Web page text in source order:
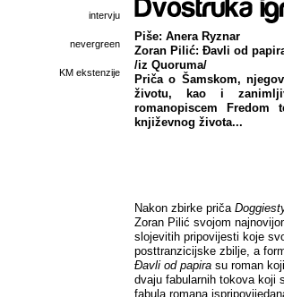
intervju
nevergreen
KM ekstenzije
Piše: Anera Ryznar
Zoran Pilić: Đavli od
/iz Quoruma/
Priča o Šamskom,
životu, kao i
romanopiscem
književnog života...
Nakon zbirke priča
Zoran Pilić svojom
slojevitih pripovijesti koje
posttranzicijske zbilje, a
Đavli od papira su roman
dvaju fabularnih tokova koji
fabula romana